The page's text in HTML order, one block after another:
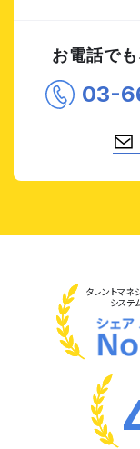
お電話で
03-
タレントマネ
システ